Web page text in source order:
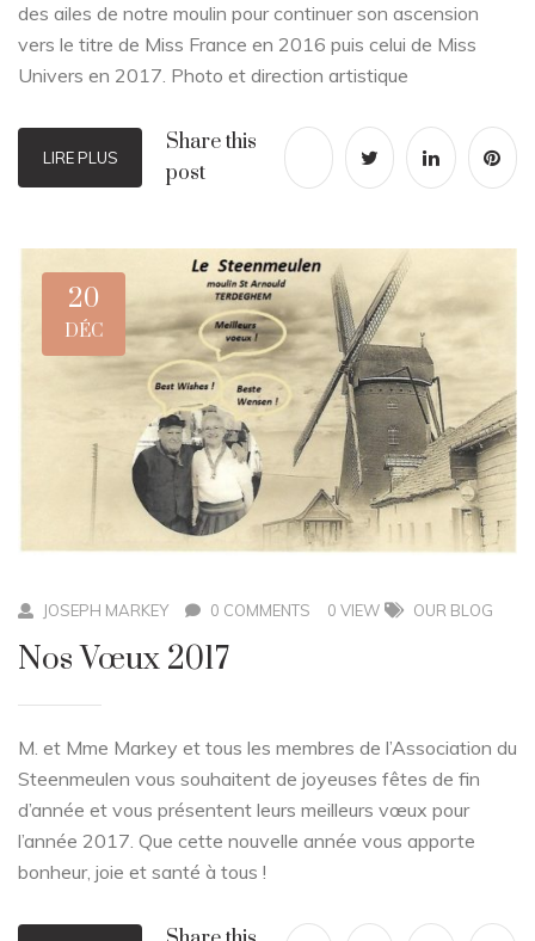
des ailes de notre moulin pour continuer son ascension
vers le titre de Miss France en 2016 puis celui de Miss
Univers en 2017. Photo et direction artistique
LIRE PLUS
Share this
post
20
DÉC
JOSEPH MARKEY 0 COMMENTS 0 VIEW OUR BLOG
Nos Vœux 2017
M. et Mme Markey et tous les membres de l’Association du
Steenmeulen vous souhaitent de joyeuses fêtes de fin
d’année et vous présentent leurs meilleurs vœux pour
l’année 2017. Que cette nouvelle année vous apporte
bonheur, joie et santé à tous !